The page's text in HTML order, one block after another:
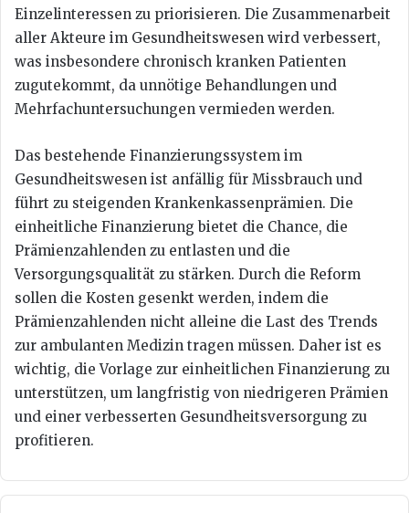
Einzelinteressen zu priorisieren. Die Zusammenarbeit
aller Akteure im Gesundheitswesen wird verbessert,
was insbesondere chronisch kranken Patienten
zugutekommt, da unnötige Behandlungen und
Mehrfachuntersuchungen vermieden werden.
Das bestehende Finanzierungssystem im
Gesundheitswesen ist anfällig für Missbrauch und
führt zu steigenden Krankenkassenprämien. Die
einheitliche Finanzierung bietet die Chance, die
Prämienzahlenden zu entlasten und die
Versorgungsqualität zu stärken. Durch die Reform
sollen die Kosten gesenkt werden, indem die
Prämienzahlenden nicht alleine die Last des Trends
zur ambulanten Medizin tragen müssen. Daher ist es
wichtig, die Vorlage zur einheitlichen Finanzierung zu
unterstützen, um langfristig von niedrigeren Prämien
und einer verbesserten Gesundheitsversorgung zu
profitieren.